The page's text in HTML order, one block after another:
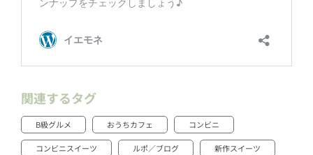
関連するタグ
B級グルメ おうちカフェ コンビニ
コンビニスイーツ ルポ／ブログ 新作スイーツ